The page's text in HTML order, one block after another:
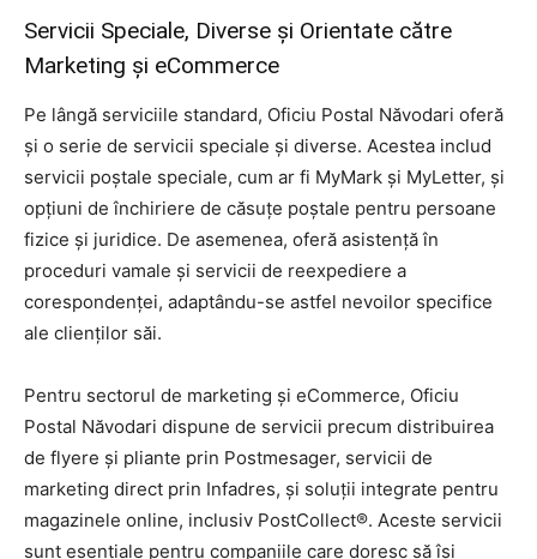
Servicii Speciale, Diverse și Orientate către
Marketing și eCommerce
Pe lângă serviciile standard, Oficiu Postal Năvodari oferă
și o serie de servicii speciale și diverse. Acestea includ
servicii poștale speciale, cum ar fi MyMark și MyLetter, și
opțiuni de închiriere de căsuțe poștale pentru persoane
fizice și juridice. De asemenea, oferă asistență în
proceduri vamale și servicii de reexpediere a
corespondenței, adaptându-se astfel nevoilor specifice
ale clienților săi.
Pentru sectorul de marketing și eCommerce, Oficiu
Postal Năvodari dispune de servicii precum distribuirea
de flyere și pliante prin Postmesager, servicii de
marketing direct prin Infadres, și soluții integrate pentru
magazinele online, inclusiv PostCollect®. Aceste servicii
sunt esențiale pentru companiile care doresc să își